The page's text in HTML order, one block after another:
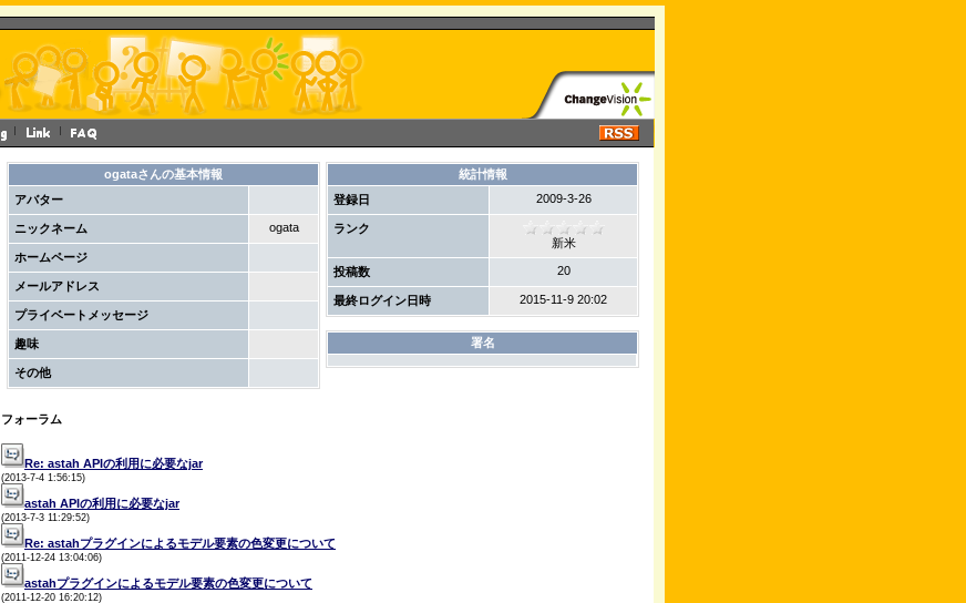
ogataさんの基本情報
アバター
ニックネーム ogata
ホームページ
メールアドレス
プライベートメッセージ
趣味
その他
統計情報
登録日
2009-3-26
ランク
新米
投稿数 20
最終ログイン日時 2015-11-9 20:02
署名
フォーラム
Re: astah APIの利用に必要なjar
(2013-7-4 1:56:15)
astah APIの利用に必要なjar
(2013-7-3 11:29:52)
Re: astahプラグインによるモデル要素の色変更について
(2011-12-24 13:04:06)
astahプラグインによるモデル要素の色変更について
(2011-12-20 16:20:12)